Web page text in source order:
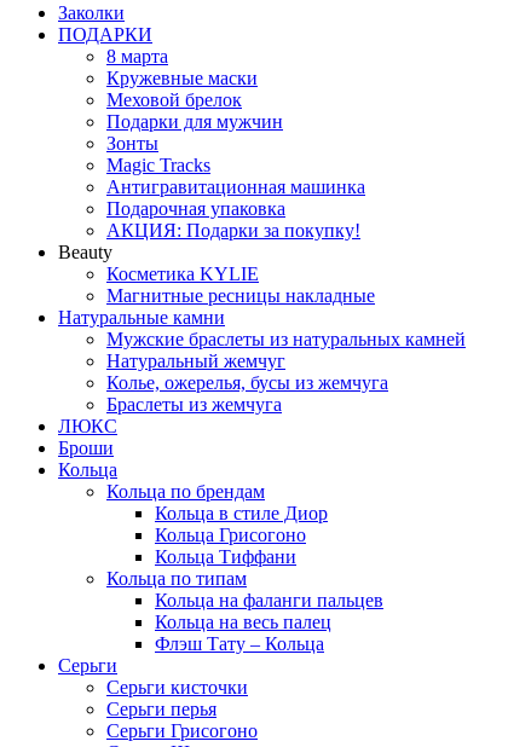
Заколки
ПОДАРКИ
8 марта
Кружевные маски
Меховой брелок
Подарки для мужчин
Зонты
Magic Tracks
Антигравитационная машинка
Подарочная упаковка
АКЦИЯ: Подарки за покупку!
Beauty
Косметика KYLIE
Магнитные ресницы накладные
Натуральные камни
Мужские браслеты из натуральных камней
Натуральный жемчуг
Колье, ожерелья, бусы из жемчуга
Браслеты из жемчуга
ЛЮКС
Броши
Кольца
Кольца по брендам
Кольца в стиле Диор
Кольца Грисогоно
Кольца Тиффани
Кольца по типам
Кольца на фаланги пальцев
Кольца на весь палец
Флэш Тату – Кольца
Серьги
Серьги кисточки
Серьги перья
Серьги Грисогоно